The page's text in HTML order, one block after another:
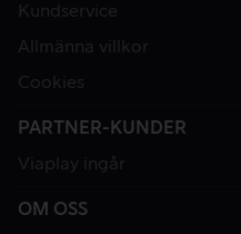
Kundservice
Allmänna villkor
Cookies
PARTNER-KUNDER
Viaplay ingår
OM OSS